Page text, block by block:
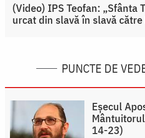
(Video) IPS Teofan: „Sfânta
urcat din slavă în slavă
PUNCTE DE
Eșecul
14-23)